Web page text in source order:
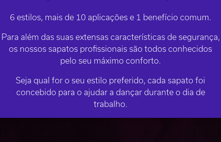
6 estilos, mais de 10 aplicações e 1 benefício comum.
Para além das suas extensas características de segurança,
os nossos sapatos profissionais são todos conhecidos
pelo seu máximo conforto.
Seja qual for o seu estilo preferido, cada sapato foi
concebido para o ajudar a dançar durante o dia de
trabalho.